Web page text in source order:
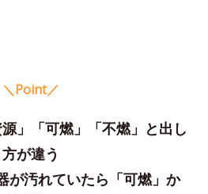
＼Point／
」「可燃」「不燃」と出し
方が違う
が汚れていたら「可燃」か